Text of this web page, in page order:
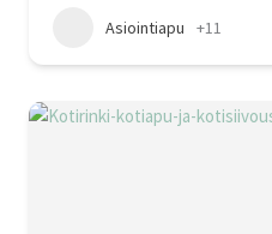
Asiointiapu +11